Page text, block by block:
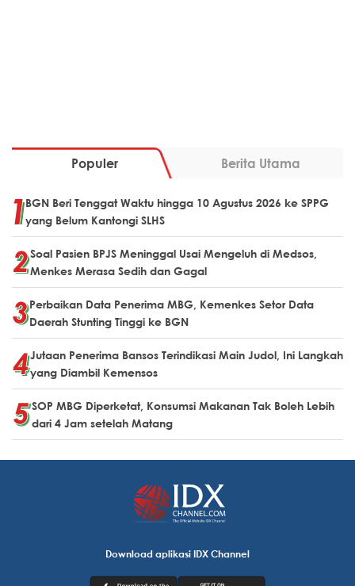
Populer Berita Utama
BGN Beri Tenggat Waktu hingga 10 Agustus 2026 ke SPPG
yang Belum Kantongi SLHS
Soal Pasien BPJS Meninggal Usai Mengeluh di Medsos,
Menkes Merasa Sedih dan Gagal
Perbaikan Data Penerima MBG, Kemenkes Setor Data
Daerah Stunting Tinggi ke BGN
Jutaan Penerima Bansos Terindikasi Main Judol, Ini Langkah
yang Diambil Kemensos
SOP MBG Diperketat, Konsumsi Makanan Tak Boleh Lebih
dari 4 Jam setelah Matang
Download aplikasi IDX Channel